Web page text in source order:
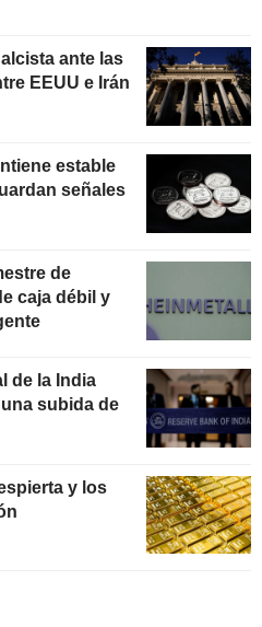
ante las
EEUU e Irán
estable
señales
de
caja débil y
de la India
subida de
y los